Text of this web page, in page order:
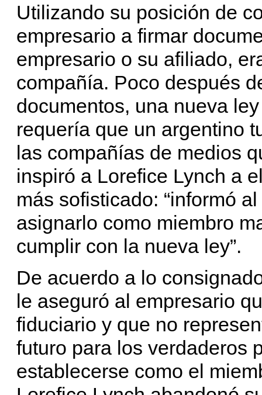
Utilizando su posición de
empresario a firmar
empresario o su afiliado,
compañía. Poco después
documentos, una nueva
requería que un argentino
las compañías de medios
inspiró a Lorefice Lynch a
más sofisticado: “informó
asignarlo como miembro
cumplir con la nueva ley”.
De acuerdo a lo
le aseguró al empresario
fiduciario y que no
futuro para los verdaderos
establecerse como el